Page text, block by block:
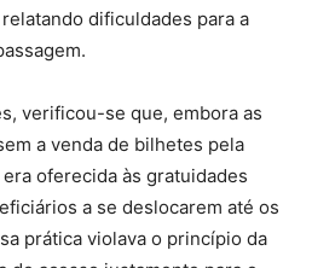
dificuldades para a
verificou-se que, embora as
a venda de bilhetes pela
oferecida às gratuidades
a se deslocarem até os
prática violava o princípio da